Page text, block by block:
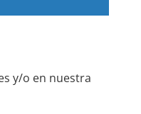
y/o en nuestra